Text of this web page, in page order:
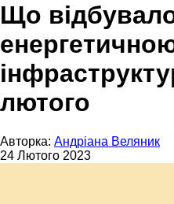
Що
лютого
Авторка: Андріана Веляник
24 Лютого 2023